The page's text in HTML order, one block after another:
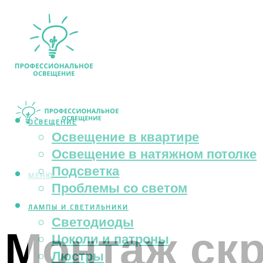
ОСВЕЩЕНИЕ
Освещение в квартире
Освещение в натяжном потолке
Подсветка
Проблемы со светом
ЛАМПЫ И СВЕТИЛЬНИКИ
Светодиоды
Цоколи и патроны
Люстры
МЕНЮ
Монтаж